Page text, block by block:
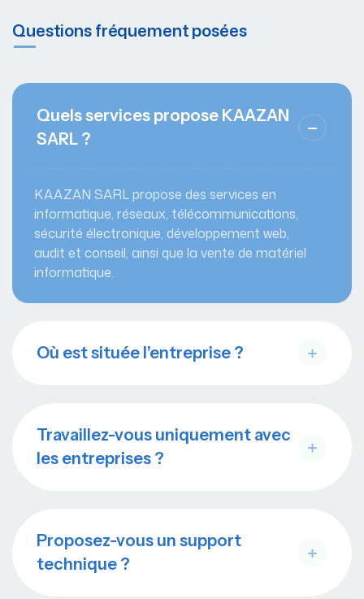
Questions fréquement posées
Quels services propose KAAZAN
SARL ?
KAAZAN SARL propose des services en
informatique, réseaux, télécommunications,
sécurité électronique, développement web,
audit et conseil, ainsi que la vente de matériel
informatique.
Où est située l’entreprise ?
Travaillez-vous uniquement avec
les entreprises ?
Proposez-vous un support
technique ?